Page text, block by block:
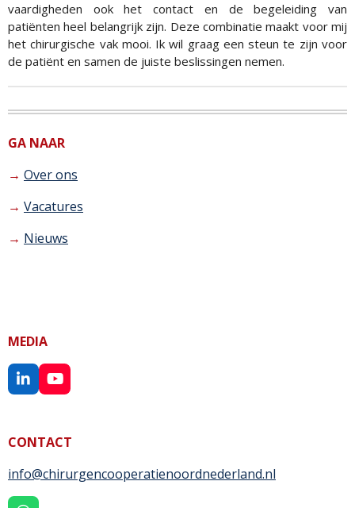
vaardigheden ook het contact en de begeleiding van
patiënten heel belangrijk zijn. Deze combinatie maakt voor mij
het chirurgische vak mooi. Ik wil graag een steun te zijn voor
de patiënt en samen de juiste beslissingen nemen.
GA NAAR
→ Over ons
→ Vacatures
→ Nieuws
MEDIA
L
i
e
I
n
Y
o
u
e
CONTACT
info@chirurgencooperatienoordnederland.nl